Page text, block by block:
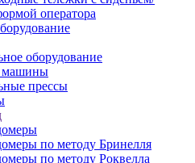
оператора
оборудование
машины
прессы
по методу Бринелля
по методу Роквелла